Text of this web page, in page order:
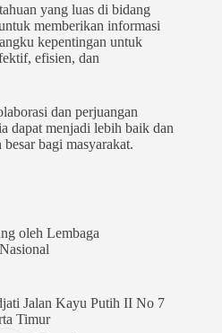
yang luas di bidang
memberikan informasi
kepentingan untuk
efisien, dan
dan perjuangan
dapat menjadi lebih baik dan
bagi masyarakat.
oleh Lembaga
Jalan Kayu Putih II No 7
Timur